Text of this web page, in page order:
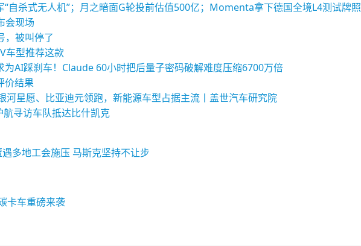
自杀式无人机”；月之暗面G轮投前估值500亿；Momenta拿下德国全境L4测试牌照
会现场
，被叫停了
车型推荐这款
AI踩刹车！Claude 60小时把后量子密码破解难度压缩6700万倍
价结果
河星愿、比亚迪元领跑，新能源车型占据主流丨盖世汽车研究院
寻访车队抵达比什凯克
多地工会施压 马斯克坚持不让步
卡车重磅来袭